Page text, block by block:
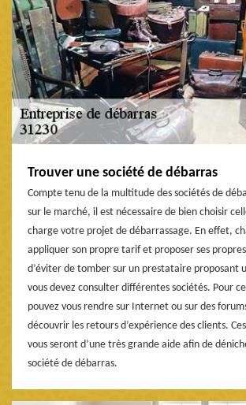
Trouver une société de débarras
Compte tenu de la multitude des sociétés de
sur le marché, il est nécessaire de bien choisir
charge votre projet de débarrassage. En effet,
appliquer son propre tarif et proposer ses
d’éviter de tomber sur un prestataire proposant
vous devez consulter différentes sociétés. Pour
pouvez vous rendre sur Internet ou sur des
découvrir les retours d’expérience des clients.
vous seront d’une très grande aide afin de
société de débarras.